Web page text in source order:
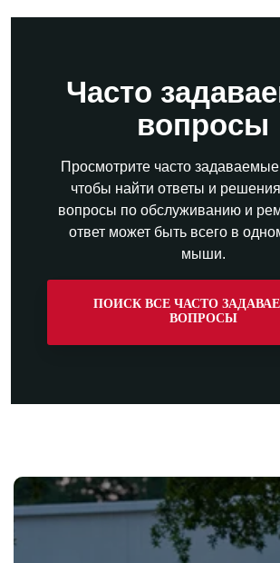
Часто
вопросы
Просмотрите часто
чтобы найти ответы и
вопросы по обслуживанию и
ответ может быть всего в
мыши.
ПОИСК ВСЕ ЧАСТО
ВОПРОСЫ